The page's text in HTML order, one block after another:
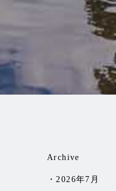
Archive
2026年7月